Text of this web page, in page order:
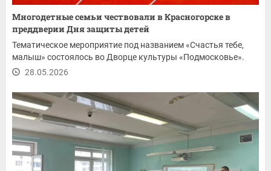
Многодетные семьи чествовали в Красногорске в
преддверии Дня защиты детей
Тематическое мероприятие под названием «Счастья тебе,
малыш» состоялось во Дворце культуры «Подмосковье».
28.05.2026